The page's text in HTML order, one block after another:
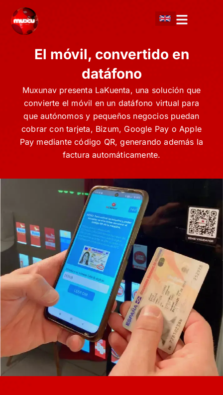
contenido
El móvil, convertido en
datáfono
Muxunav presenta LaKuenta, una solución que
convierte el móvil en un datáfono virtual para
que autónomos y pequeños negocios puedan
cobrar con tarjeta, Bizum, Google Pay o Apple
Pay mediante código QR, generando además la
factura automáticamente.